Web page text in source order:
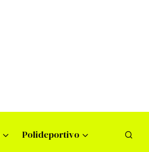
Polideportivo